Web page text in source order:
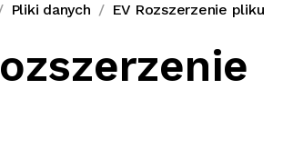
Pliki danych EV Rozszerzenie pliku